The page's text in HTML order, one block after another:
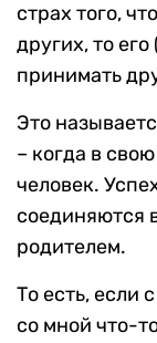
страх того,
других, то
принимать
Это
– когда в
человек.
соединяются
родителем.
То есть, если
со мной что-